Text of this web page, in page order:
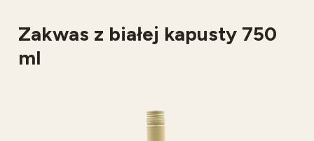
Zakwas z białej kapusty 750
ml